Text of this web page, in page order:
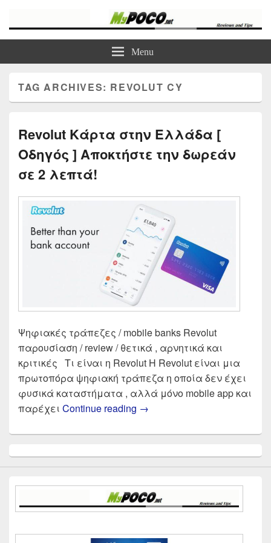
Τα καλύτερα Reviews , Συγκρίσεις , VPN , Webhosting
Menu
TAG ARCHIVES: REVOLUT CY
Revolut Κάρτα στην Ελλάδα [
Οδηγός ] Αποκτήστε την δωρεάν
σε 2 λεπτά!
Ψηφιακές τράπεζες / mobile banks Revolut
παρουσίαση / review / θετικά , αρνητικά και
κριτικές Τι είναι η Revolut Η Revolut είναι μια
πρωτοπόρα ψηφιακή τράπεζα η οποία δεν έχει
φυσικά καταστήματα , αλλά μόνο mobile app και
παρέχει Continue reading Revolut Κάρτα στην
→
Sidebar
Widget